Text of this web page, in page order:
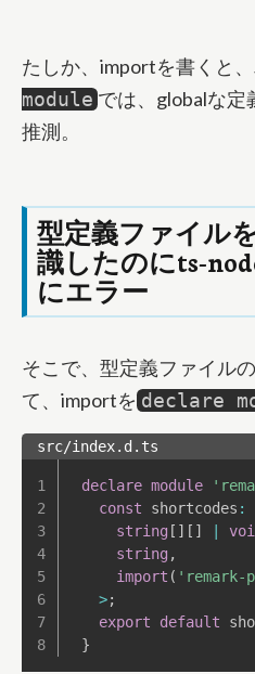
たしか、importを書くと
module では、globalな定
推測。
型定義ファイル
識したのにts-
にエラー
そこで、型定義ファイル
て、importを declare
src/index.d.ts
declare module
const shortcodes :
string [ ] [ ]
string ,
import (
>;
export
default
}